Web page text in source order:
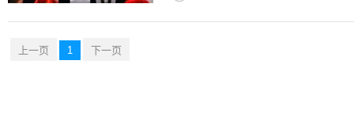
上一页 1 下一页